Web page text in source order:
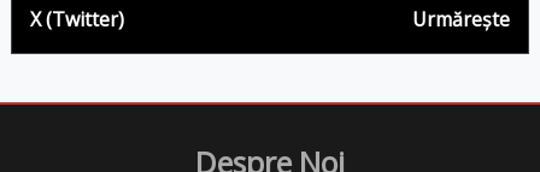
X (Twitter) Urmărește
Despre Noi